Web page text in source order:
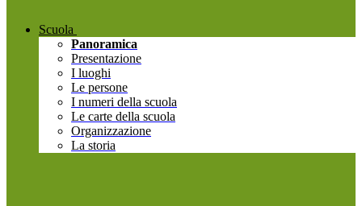
Scuola
Panoramica
Presentazione
I luoghi
Le persone
I numeri della scuola
Le carte della scuola
Organizzazione
La storia